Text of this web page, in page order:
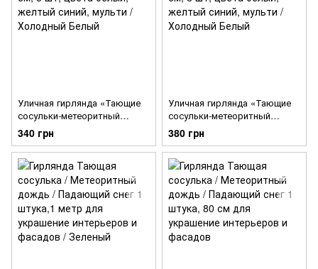
Уличная гирлянда «Тающие
сосульки-метеоритный
дождь» 30 см, 8 шт, цвета
белый, желтый синий,
мульти / Холодный Белый
340 грн
Уличная гирлянда «Тающие
сосульки-метеоритный
дождь» 50 см, 8 шт, цвета
белый, желтый синий,
мульти / Холодный Белый
380 грн